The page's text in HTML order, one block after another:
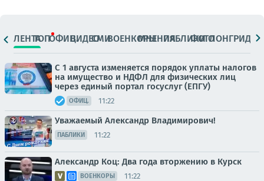
ЛЕНТАТОПОФИЦ.ВИДЕОСМИВОЕНКОРЫМНЕНИЯПАБЛИКИ
ФОТОЛОНГРИДЫ
С 1 августа изменяется порядок уплаты налогов
на имущество и НДФЛ для физических лиц
через единый портал госуслуг (ЕПГУ)
ОФИЦ. 11:22
Уважаемый Александр Владимирович!
ПАБЛИКИ 11:22
Александр Коц: Два года вторжению в Курск
ВОЕНКОРЫ 11:22